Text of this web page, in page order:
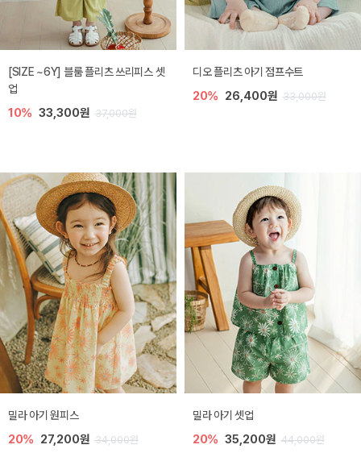
[SIZE ~6Y] 블룸 플리츠 쓰리피스 셋
업
10% 33,300원 37,000원
디오 플리츠 아기 점프수트
20% 26,400원 33,000원
밀라 아기 원피스
20% 27,200원 34,000원
밀라 아기 셋업
20% 35,200원 44,000원